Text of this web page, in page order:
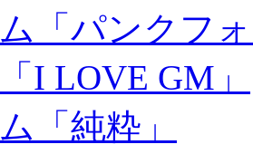
「パンクフ
I LOVE GM」
「純粋」